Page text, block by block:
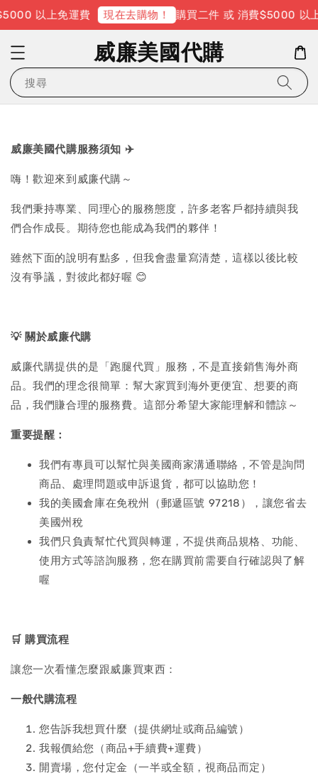
以上免運費 現在去購物！ 購買二件 或 消費$5000 以上
威廉美國代購
搜尋
威廉美國代購服務須知 ✈️
嗨！歡迎來到威廉代購～
我們秉持專業、同理心的服務態度，許多老客戶都持續與我
們合作成長。期待您也能成為我們的夥伴！
雖然下面的說明有點多，但我會盡量寫清楚，這樣以後比較
沒有爭議，對彼此都好喔 😊
💡 關於威廉代購
威廉代購提供的是「跑腿代買」服務，不是直接銷售海外商
品。我們的理念很簡單：幫大家買到海外更便宜、想要的商
品，我們賺合理的服務費。這部分希望大家能理解和體諒～
重要提醒：
我們有專員可以幫忙與美國商家溝通聯絡，不管是詢問
商品、處理問題或申訴退貨，都可以協助您！
我的美國倉庫在免稅州（郵遞區號 97218），讓您省去
美國州稅
我們只負責幫忙代買與轉運，不提供商品規格、功能、
使用方式等諮詢服務，您在購買前需要自行確認與了解
喔
🛒 購買流程
讓您一次看懂怎麼跟威廉買東西：
一般代購流程
您告訴我想買什麼（提供網址或商品編號）
我報價給您（商品+手續費+運費）
開賣場，您付定金（一半或全額，視商品而定）